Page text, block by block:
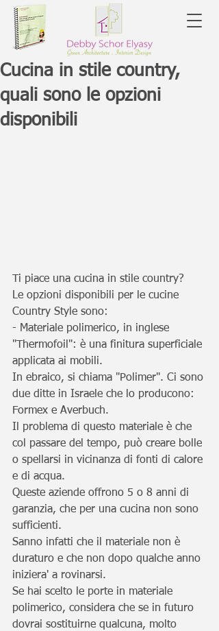
Cucina in stile country,
quali sono le opzioni
disponibili
Ti piace una cucina in stile country?
Le opzioni disponibili per le cucine
Country Style sono:
- Materiale polimerico, in inglese
"Thermofoil": è una finitura superficiale
applicata ai mobili.
In ebraico, si chiama "Polimer". Ci sono
due ditte in Israele che lo producono:
Formex e Averbuch.
Il problema di questo materiale è che
col passare del tempo, può creare bolle
o spellarsi in vicinanza di fonti di calore
e di acqua.
Queste aziende offrono 5 o 8 anni di
garanzia, che per una cucina non sono
sufficienti.
Sanno infatti che il materiale non è
duraturo e che non dopo qualche anno
iniziera' a rovinarsi.
Se hai scelto le porte in materiale
polimerico, considera che se in futuro
dovrai sostituirne qualcuna, molto